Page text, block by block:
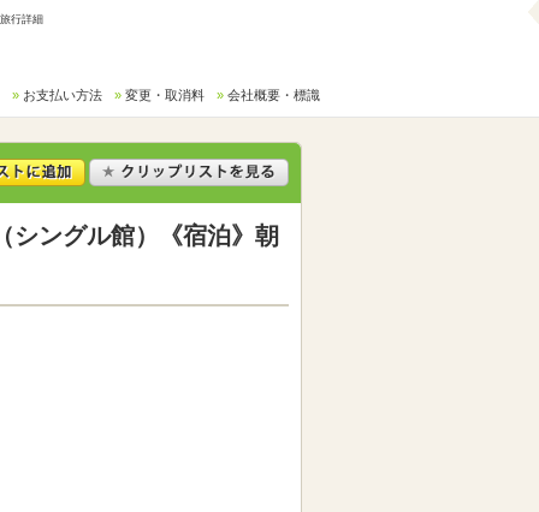
行詳細
お支払い方法 変更・取消料 会社概要・標識
ングル館）《宿泊》朝